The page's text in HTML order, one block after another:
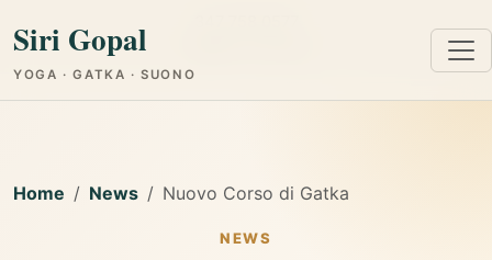
Siri Gopal
YOGA · GATKA · SUONO
Home News Nuovo Corso di Gatka
NEWS